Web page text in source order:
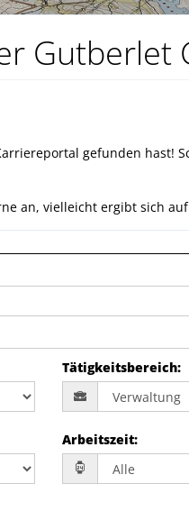
Gutberlet
gefunden hast!
an, vielleicht ergibt sich
Tätigkeitsbereich:
Arbeitszeit: